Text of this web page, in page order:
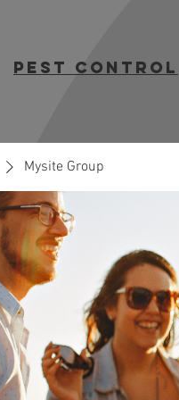
Pest Control
Mysite Group